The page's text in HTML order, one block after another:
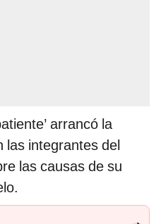
arrancó la
las integrantes del
las causas de su